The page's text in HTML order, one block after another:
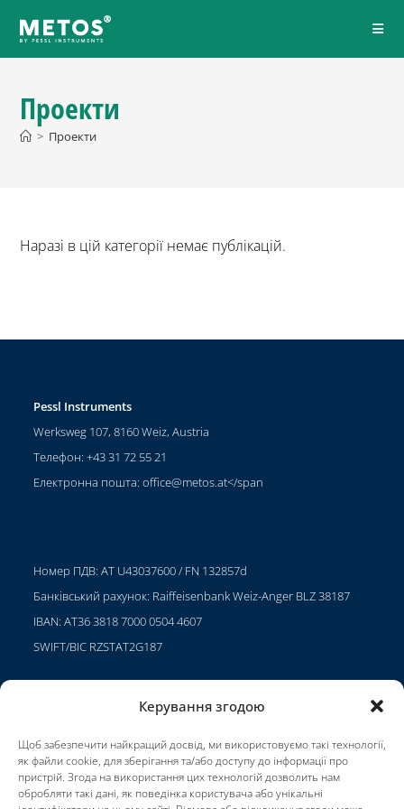
Керування згодою
Щоб забезпечити найкращий досвід, ми використовуємо такі технології,
як файли cookie, для зберігання та/або доступу до інформації про
пристрій. Згода на використання цих технологій дозволить нам
обробляти такі дані, як поведінка користувача або унікальні
Проекти
> Проекти
Наразі в цій категорії немає публікацій.
Pessl Instruments
Werksweg 107, 8160 Weiz, Austria
Телефон: +43 31 72 55 21
Електронна пошта:office@metos.at</span
Номер ПДВ: AT U43037600 / FN 132857d
Банківський рахунок: Raiffeisenbank Weiz-Anger BLZ 38187
IBAN: AT36 3818 7000 0504 4607
SWIFT/BIC RZSTAT2G187
Кар'єра
Умови використання